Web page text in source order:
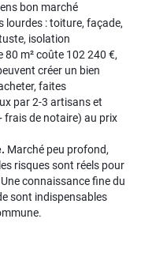
bon marché
lourdes : toiture, façade,
isolation
80 m² coûte 102 240 €,
créer un bien
faites
par 2-3 artisans et
frais de notaire) au prix
Marché peu profond,
risques sont réels pour
connaissance fine du
sont indispensables